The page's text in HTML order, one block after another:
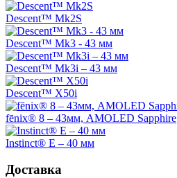
Descent™ Mk2S
Descent™ Mk3 - 43 мм
Descent™ Mk3i – 43 мм
Descent™ X50i
fēnix® 8 – 43мм, AMOLED Sapphire
Instinct® E – 40 мм
Доставка